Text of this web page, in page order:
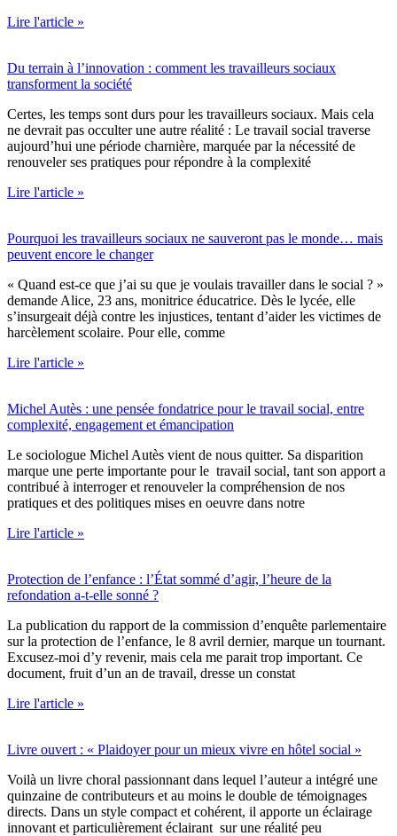
Lire l'article »
Du terrain à l’innovation : comment les travailleurs sociaux
transforment la société
Certes, les temps sont durs pour les travailleurs sociaux. Mais cela
ne devrait pas occulter une autre réalité : Le travail social traverse
aujourd’hui une période charnière, marquée par la nécessité de
renouveler ses pratiques pour répondre à la complexité
Lire l'article »
Pourquoi les travailleurs sociaux ne sauveront pas le monde… mais
peuvent encore le changer
« Quand est-ce que j’ai su que je voulais travailler dans le social ? »
demande Alice, 23 ans, monitrice éducatrice. Dès le lycée, elle
s’insurgeait déjà contre les injustices, tentant d’aider les victimes de
harcèlement scolaire. Pour elle, comme
Lire l'article »
Michel Autès : une pensée fondatrice pour le travail social, entre
complexité, engagement et émancipation
Le sociologue Michel Autès vient de nous quitter. Sa disparition
marque une perte importante pour le travail social, tant son apport a
contribué à interroger et renouveler la compréhension de nos
pratiques et des politiques mises en oeuvre dans notre
Lire l'article »
Protection de l’enfance : l’État sommé d’agir, l’heure de la
refondation a-t-elle sonné ?
La publication du rapport de la commission d’enquête parlementaire
sur la protection de l’enfance, le 8 avril dernier, marque un tournant.
Excusez-moi d’y revenir, mais cela me parait trop important. Ce
document, fruit d’un an de travail, dresse un constat
Lire l'article »
Livre ouvert : « Plaidoyer pour un mieux vivre en hôtel social »
Voilà un livre choral passionnant dans lequel l’auteur a intégré une
quinzaine de contributeurs et au moins le double de témoignages
directs. Dans un style compact et cohérent, il apporte un éclairage
innovant et particulièrement éclairant sur une réalité peu